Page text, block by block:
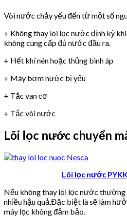
Vòi nước chảy yếu đến từ một số
+ Không thay lõi lọc nước định kỳ
không cung cấp đủ nước đầu ra.
+ Hết khí nén hoặc thủng bình áp
+ Máy bơm nước bị yếu
+ Tắc van cơ
+ Tắc vòi nước
Lõi lọc nước chuyển
Lõi lọc nước
Nếu không thay lõi lọc nước thường
nhiều hậu quả.Đặc biệt là sẽ làm
máy lọc không đảm bảo.